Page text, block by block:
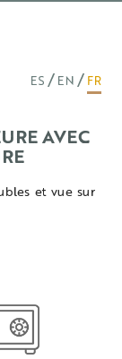
ES EN FR
AVEC
et vue sur